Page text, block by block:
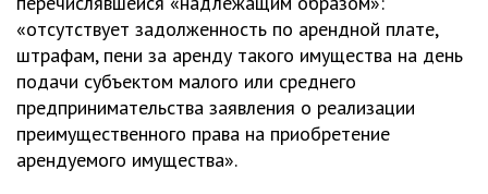
«отсутствует задолженность по арендной плате,
штрафам, пени за аренду такого имущества на день
подачи субъектом малого или среднего
предпринимательства заявления о реализации
преимущественного права на приобретение
арендуемого имущества».